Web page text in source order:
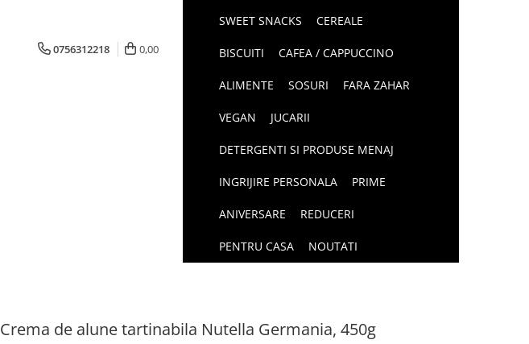
0756312218 0,00
SWEET SNACKS CEREALE
BISCUITI CAFEA / CAPPUCCINO
ALIMENTE SOSURI FARA ZAHAR
VEGAN JUCARII
DETERGENTI SI PRODUSE MENAJ
INGRIJIRE PERSONALA PRIME
ANIVERSARE REDUCERI
PENTRU CASA NOUTATI
Crema de alune tartinabila Nutella Germania, 450g